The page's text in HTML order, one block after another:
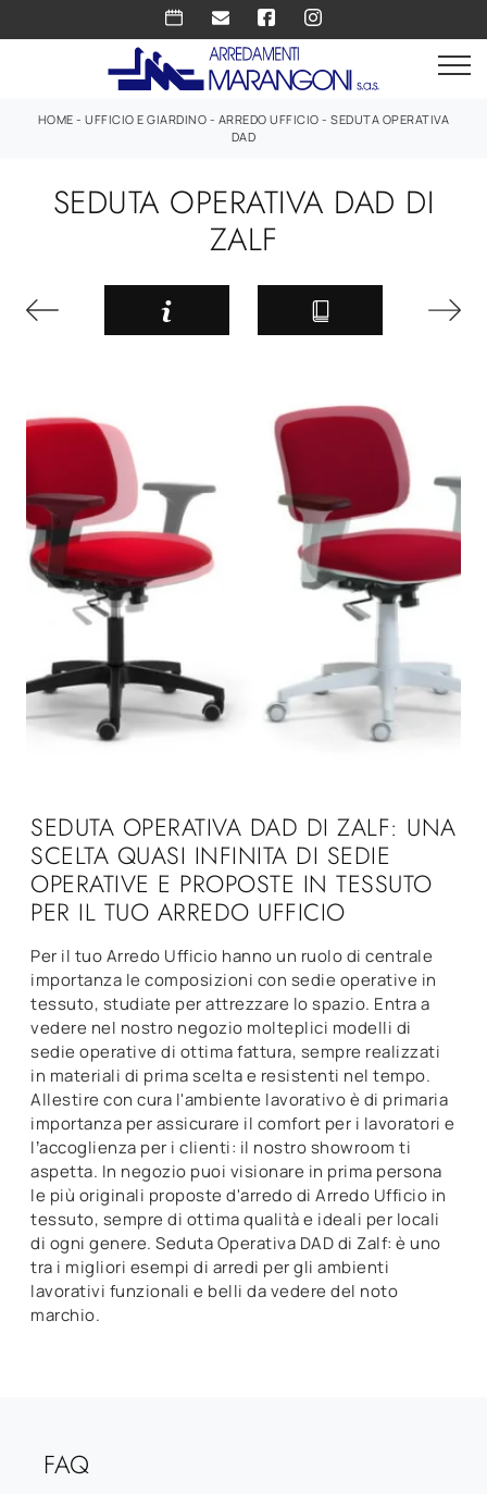
HOME -UFFICIO E GIARDINO - ARREDO UFFICIO -SEDUTA OPERATIVA
DAD
SEDUTA OPERATIVA DAD DI
ZALF
SEDUTA OPERATIVA DAD DI ZALF: UNA
SCELTA QUASI INFINITA DI SEDIE
OPERATIVE E PROPOSTE IN TESSUTO
PER IL TUO ARREDO UFFICIO
Per il tuo Arredo Ufficio hanno un ruolo di centrale
importanza le composizioni con sedie operative in
tessuto, studiate per attrezzare lo spazio. Entra a
vedere nel nostro negozio molteplici modelli di
sedie operative di ottima fattura, sempre realizzati
in materiali di prima scelta e resistenti nel tempo.
Allestire con cura l'ambiente lavorativo è di primaria
importanza per assicurare il comfort per i lavoratori e
l’accoglienza per i clienti: il nostro showroom ti
aspetta. In negozio puoi visionare in prima persona
le più originali proposte d'arredo di Arredo Ufficio in
tessuto, sempre di ottima qualità e ideali per locali
di ogni genere. Seduta Operativa DAD di Zalf: è uno
tra i migliori esempi di arredi per gli ambienti
lavorativi funzionali e belli da vedere del noto
marchio.
FAQ